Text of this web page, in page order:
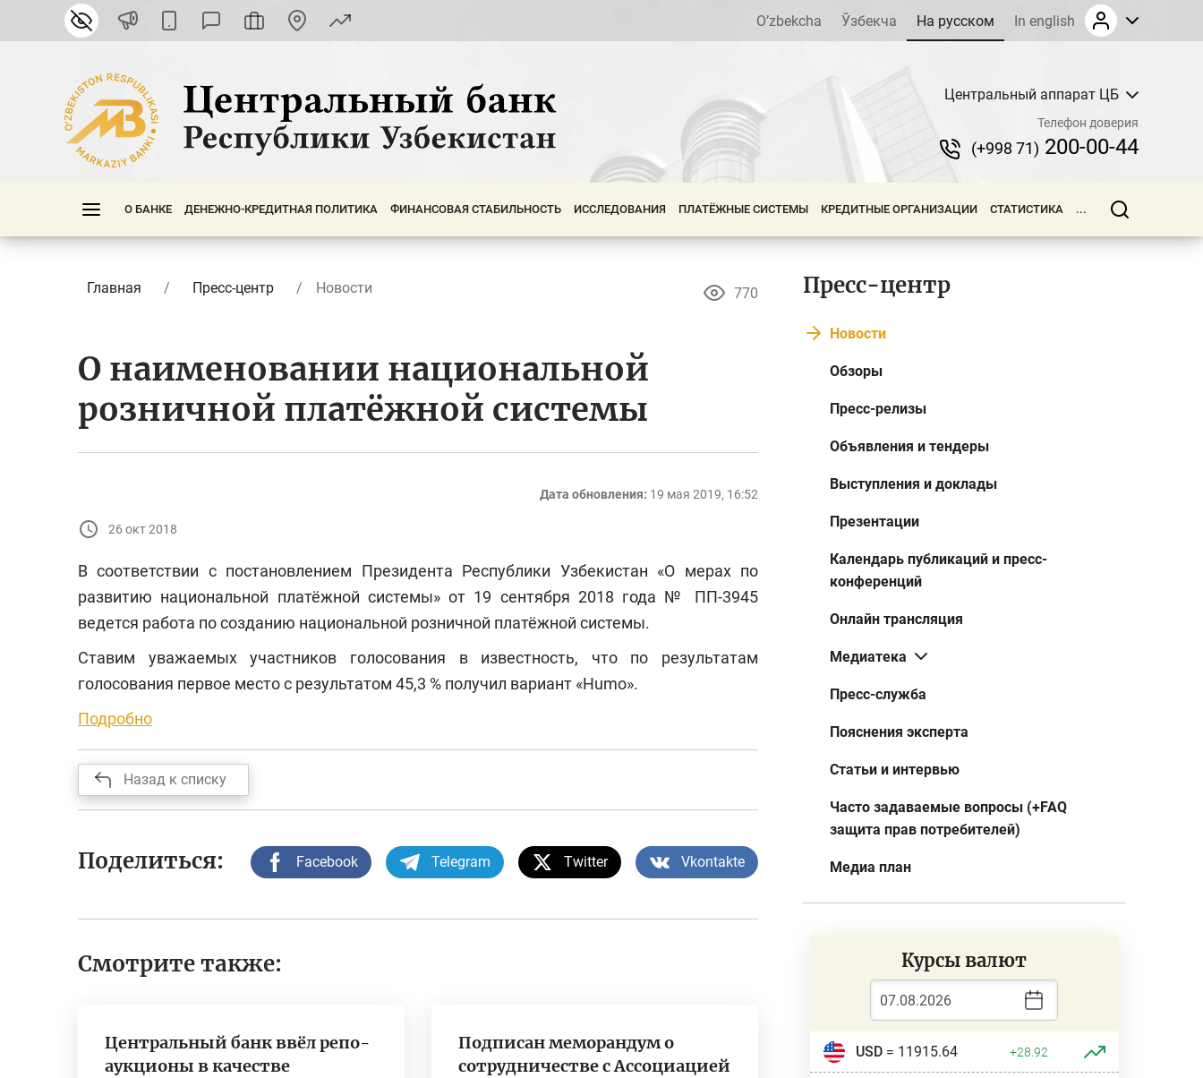
O’zbekcha Ўзбекча На русском In english
Центральный аппарат ЦБ
Телефон доверия
(+998 71) 200-00-44
О БАНКЕ ДЕНЕЖНО-КРЕДИТНАЯ ПОЛИТИКА ФИНАНСОВАЯ СТАБИЛЬНОСТЬ ИССЛЕДОВАНИЯ ПЛАТЁЖНЫЕ СИСТЕМЫ КРЕДИТНЫЕ ОРГАНИЗАЦИИ СТАТИСТИКА ...
Главная Пресс-центр Новости 770
О наименовании национальной
розничной платёжной системы
Дата обновления: 19 мая 2019, 16:52
26 окт 2018
В соответствии с постановлением Президента Республики Узбекистан «О мерах по
развитию национальной платёжной системы» от 19 сентября 2018 года № ПП-3945
ведется работа по созданию национальной розничной платёжной системы.
Ставим уважаемых участников голосования в известность, что по результатам
голосования первое место с результатом 45,3 % получил вариант «Humo».
Подробно
Назад к списку
Поделиться: Facebook Telegram Twitter Vkontakte
Смотрите также:
Центральный банк ввёл репо-
аукционы в качестве
Подписан меморандум о
сотрудничестве с Ассоциацией
Пресс-центр
Новости
Обзоры
Пресс-релизы
Объявления и тендеры
Выступления и доклады
Презентации
Календарь публикаций и пресс-
конференций
Онлайн трансляция
Медиатека
Пресс-служба
Пояснения эксперта
Статьи и интервью
Часто задаваемые вопросы (+FAQ
защита прав потребителей)
Медиа план
Курсы валют
USD= 11915.64 +28.92